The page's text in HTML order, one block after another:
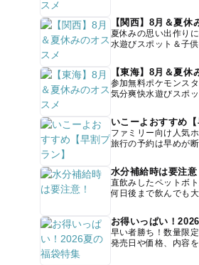
【関西】8月＆夏休
夏休みの思い出作り
水遊びスポット＆子
【東海】8月＆夏休
参加無料ポケモンス
気分爽快水遊びスポッ
いこーよおすすめ【
ファミリー向け人気ホ
旅行の予約は早めが
水分補給時は要注意
直飲みしたペットボト
何日後まで飲んでも
お得いっぱい！
早い者勝ち！数量限
発売日や価格、内容